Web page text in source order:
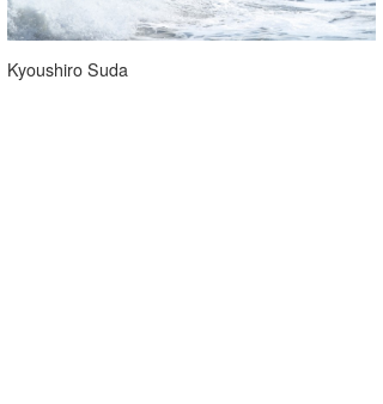
Kyoushiro Suda